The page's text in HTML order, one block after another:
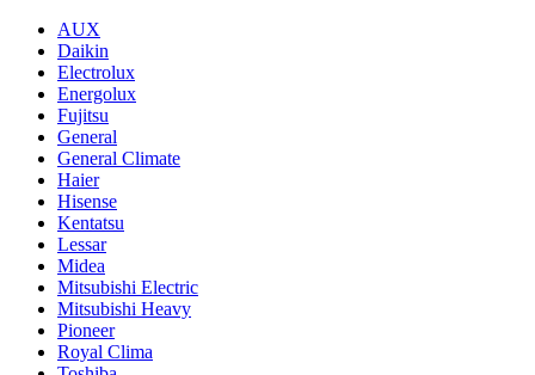
AUX
Daikin
Electrolux
Energolux
Fujitsu
General
General Climate
Haier
Hisense
Kentatsu
Lessar
Midea
Mitsubishi Electric
Mitsubishi Heavy
Pioneer
Royal Clima